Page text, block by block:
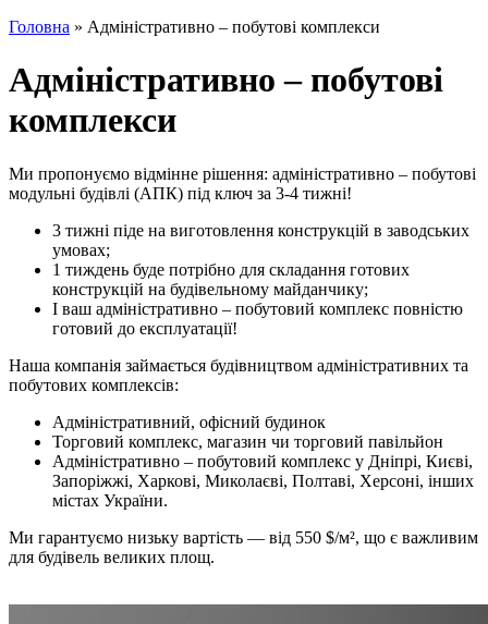
Головна » Адміністративно – побутові комплекси
Адміністративно – побутові
комплекси
Ми пропонуємо відмінне рішення: адміністративно – побутові
модульні будівлі (АПК) під ключ за 3-4 тижні!
3 тижні піде на виготовлення конструкцій в заводських
умовах;
1 тиждень буде потрібно для складання готових
конструкцій на будівельному майданчику;
І ваш адміністративно – побутовий комплекс повністю
готовий до експлуатації!
Наша компанія займається будівництвом адміністративних та
побутових комплексів:
Адміністративний, офісний будинок
Торговий комплекс, магазин чи торговий павільйон
Адміністративно – побутовий комплекс у Дніпрі, Києві,
Запоріжжі, Харкові, Миколаєві, Полтаві, Херсоні, інших
містах України.
Ми гарантуємо низьку вартість — від 550 $/м², що є важливим
для будівель великих площ.